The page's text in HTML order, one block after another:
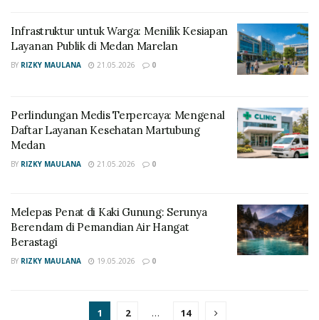
Infrastruktur untuk Warga: Menilik Kesiapan
Layanan Publik di Medan Marelan
BY RIZKY MAULANA 21.05.2026 0
Perlindungan Medis Terpercaya: Mengenal
Daftar Layanan Kesehatan Martubung
Medan
BY RIZKY MAULANA 21.05.2026 0
Melepas Penat di Kaki Gunung: Serunya
Berendam di Pemandian Air Hangat
Berastagi
BY RIZKY MAULANA 19.05.2026 0
1 2 … 14